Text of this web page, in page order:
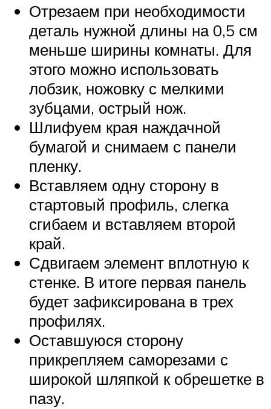
Отрезаем при необходимости
деталь нужной длины на 0,5 см
меньше ширины комнаты. Для
этого можно использовать
лобзик, ножовку с мелкими
зубцами, острый нож.
Шлифуем края наждачной
бумагой и снимаем с панели
пленку.
Вставляем одну сторону в
стартовый профиль, слегка
сгибаем и вставляем второй
край.
Сдвигаем элемент вплотную к
стенке. В итоге первая панель
будет зафиксирована в трех
профилях.
Оставшуюся сторону
прикрепляем саморезами с
широкой шляпкой к обрешетке в
пазу.